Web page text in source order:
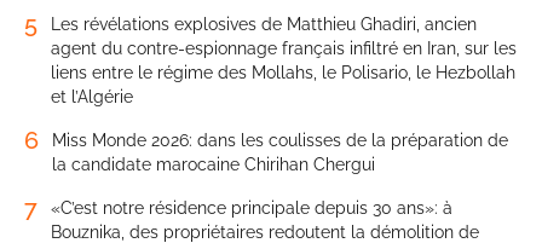
5
Les révélations explosives de Matthieu Ghadiri, ancien
agent du contre-espionnage français infiltré en Iran, sur les
liens entre le régime des Mollahs, le Polisario, le Hezbollah
et l’Algérie
6
Miss Monde 2026: dans les coulisses de la préparation de
la candidate marocaine Chirihan Chergui
7
«C’est notre résidence principale depuis 30 ans»: à
Bouznika, des propriétaires redoutent la démolition de